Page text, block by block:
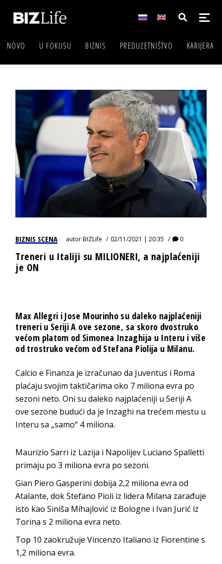
NOVO U FOKUSU BIZNIS PREDUZETNIŠTVO KARIJERA
BIZNIS SCENA autorBIZLife 02/11/2021 | 20:35 0
Treneri u Italiji su MILIONERI, a najplaćeniji
je ON
Max Allegri i Jose Mourinho su daleko najplaćeniji
treneri u Seriji A ove sezone, sa skoro dvostruko
većom platom od Simonea Inzaghija u Interu i više
od trostruko većom od Stefana Piolija u Milanu.
Calcio e Finanza je izračunao da Juventus i Roma
plaćaju svojim taktičarima oko 7 miliona evra po
sezoni neto. Oni su daleko najplaćeniji u Seriji A
ove sezone budući da je Inzaghi na trećem mestu u
Interu sa „samo“ 4 miliona.
Maurizio Sarri iz Lazija i Napolijev Luciano Spalletti
primaju po 3 miliona evra po sezoni.
Gian Piero Gasperini dobija 2,2 miliona evra od
Atalante, dok Stefano Pioli iz lidera Milana zarađuje
isto kao Siniša Mihajlović iz Bologne i Ivan Jurić iz
Torina s 2 miliona evra neto.
Top 10 zaokružuje Vincenzo Italiano iz Fiorentine s
1,2 miliona evra.